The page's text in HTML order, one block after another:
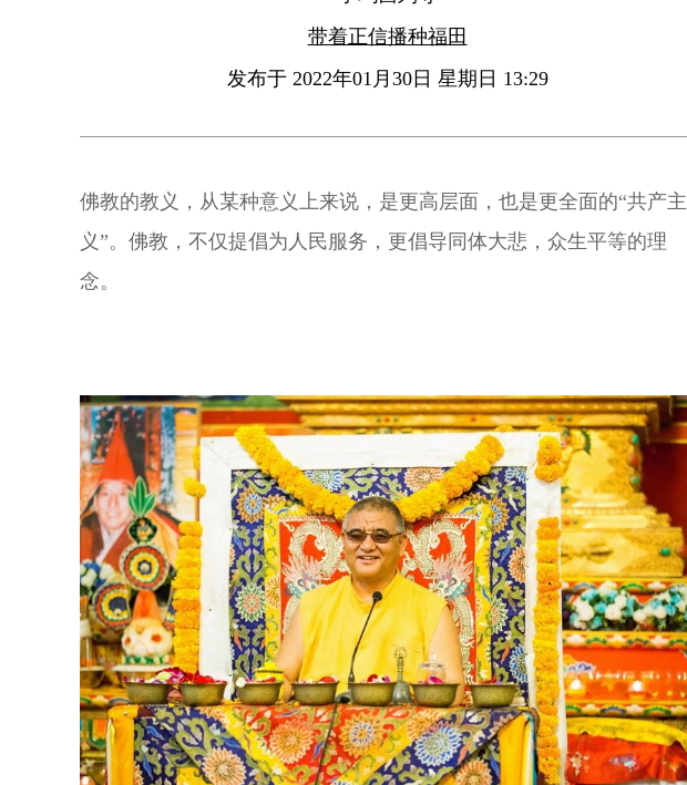
带着正信播种福田
发布于 2022年01月30日 星期日 13:29
佛教的教义，从某种意义上来说，是更高层面，也是更全面的“共产主
义”。佛教，不仅提倡为人民服务，更倡导同体大悲，众生平等的理
念。